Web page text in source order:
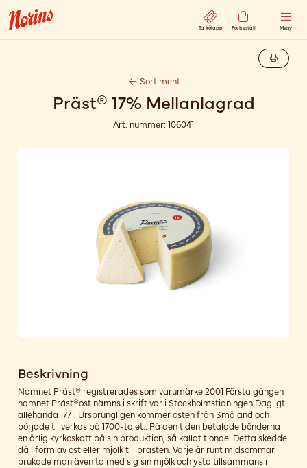
Ta kölapp Förbeställ Meny
Sortiment
Präst® 17% Mellanlagrad
Art. nummer: 106041
Beskrivning
Namnet Präst® registrerades som varumärke 2001 Första gången
namnet Präst®ost nämns i skrift var i Stockholmstidningen Dagligt
allehanda 1771. Ursprungligen kommer osten från Småland och
började tillverkas på 1700-talet.. På den tiden betalade bönderna
en årlig kyrkoskatt på sin produktion, så kallat tionde. Detta skedde
då i form av ost eller mjölk till prästen. Varje år runt midsommar
brukade man även ta med sig sin mjölk och ysta tillsammans i